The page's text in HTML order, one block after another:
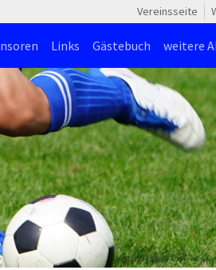
Vereinsseite
Links Gästebuch weitere